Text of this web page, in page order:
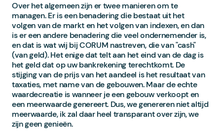
Over het algemeen zijn er twee manieren om te
managen. Er is een benadering die bestaat uit het
volgen van de markt en het volgen van indexen, en dan
is er een andere benadering die veel ondernemender is,
en dat is wat wij bij CORUM nastreven, die van "cash"
(van geld). Het enige dat telt aan het eind van de dag is
het geld dat op uw bankrekening terechtkomt. De
stijging van de prijs van het aandeel is het resultaat van
taxaties, met name van de gebouwen. Maar de echte
waardecreatie is wanneer je een gebouw verkoopt en
een meerwaarde genereert. Dus, we genereren niet altijd
meerwaarde, ik zal daar heel transparant over zijn, we
zijn geen genieën.